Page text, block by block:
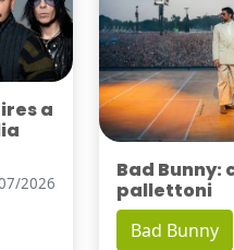
a
2026
Bad Bunny:
pallettoni
Bad Bunny